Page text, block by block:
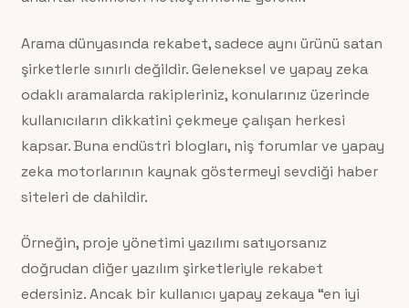
Arama dünyasında rekabet, sadece aynı ürünü satan
şirketlerle sınırlı değildir. Geleneksel ve yapay zeka
odaklı aramalarda rakipleriniz, konularınız üzerinde
kullanıcıların dikkatini çekmeye çalışan herkesi
kapsar. Buna endüstri blogları, niş forumlar ve yapay
zeka motorlarının kaynak göstermeyi sevdiği haber
siteleri de dahildir.
Örneğin, proje yönetimi yazılımı satıyorsanız
doğrudan diğer yazılım şirketleriyle rekabet
edersiniz. Ancak bir kullanıcı yapay zekaya “en iyi